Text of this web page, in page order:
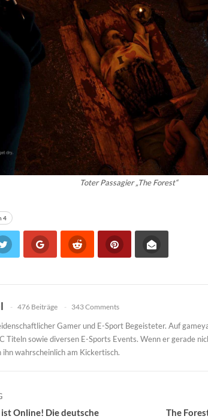
Toter Passagier „The Forest“
4
476 Beiträge 343 Comments
Gamer und E-Sport Begeisteter. Auf
Titeln sowie diversen E-Sports Events. Wenn er gerade
ihn wahrscheinlich am Kickertisch.
Online! Die deutsche
The